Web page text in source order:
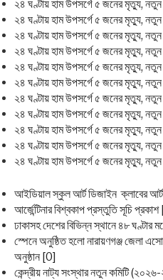
২৪ ঘণ্টায় হাম উপসর্গে ৫ জনের মৃত্যু,
২৪ ঘণ্টায় হাম উপসর্গে ৫ জনের মৃত্যু,
২৪ ঘণ্টায় হাম উপসর্গে ৫ জনের মৃত্যু,
২৪ ঘণ্টায় হাম উপসর্গে ৫ জনের মৃত্যু,
২৪ ঘণ্টায় হাম উপসর্গে ৫ জনের মৃত্যু,
২৪ ঘণ্টায় হাম উপসর্গে ৫ জনের মৃত্যু,
২৪ ঘণ্টায় হাম উপসর্গে ৫ জনের মৃত্যু,
২৪ ঘণ্টায় হাম উপসর্গে ৫ জনের মৃত্যু,
২৪ ঘণ্টায় হাম উপসর্গে ৫ জনের মৃত্যু,
২৪ ঘণ্টায় হাম উপসর্গে ৫ জনের মৃত্যু,
২৪ ঘণ্টায় হাম উপসর্গে ৫ জনের মৃত্যু,
আইডিয়াল স্কুল আর্ট ডিজাইন ক্লাবের
আর্জেন্টিনার বিশ্বকাপ প্রস্তুতি সূচি
ঢাকাসহ দেশের বিভিন্ন স্থানে ৪৮ ঘণ্টার
স্পেনে অনুষ্ঠিত হলো নারায়ণগঞ্জ জেলা
অনুষ্ঠান [0]
কেন্দ্রীয় নাট্য সংস্থার নতুন কমিটি